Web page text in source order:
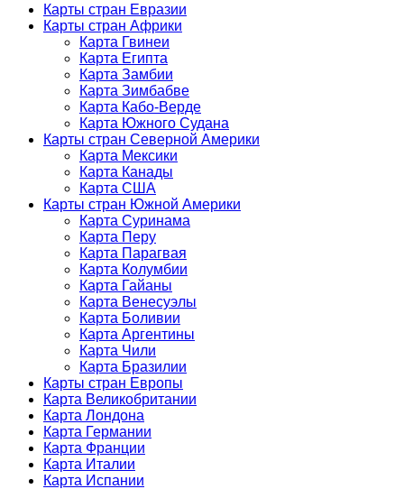
Карты стран Евразии
Карты стран Африки
Карта Гвинеи
Карта Египта
Карта Замбии
Карта Зимбабве
Карта Кабо-Верде
Карта Южного Судана
Карты стран Северной Америки
Карта Мексики
Карта Канады
Карта США
Карты стран Южной Америки
Карта Суринама
Карта Перу
Карта Парагвая
Карта Колумбии
Карта Гайаны
Карта Венесуэлы
Карта Боливии
Карта Аргентины
Карта Чили
Карта Бразилии
Карты стран Европы
Карта Великобритании
Карта Лондона
Карта Германии
Карта Франции
Карта Италии
Карта Испании